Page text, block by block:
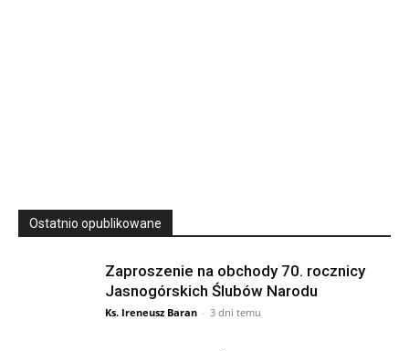
Ostatnio opublikowane
Zaproszenie na obchody 70. rocznicy
Jasnogórskich Ślubów Narodu
Ks. Ireneusz Baran - 3 dni temu